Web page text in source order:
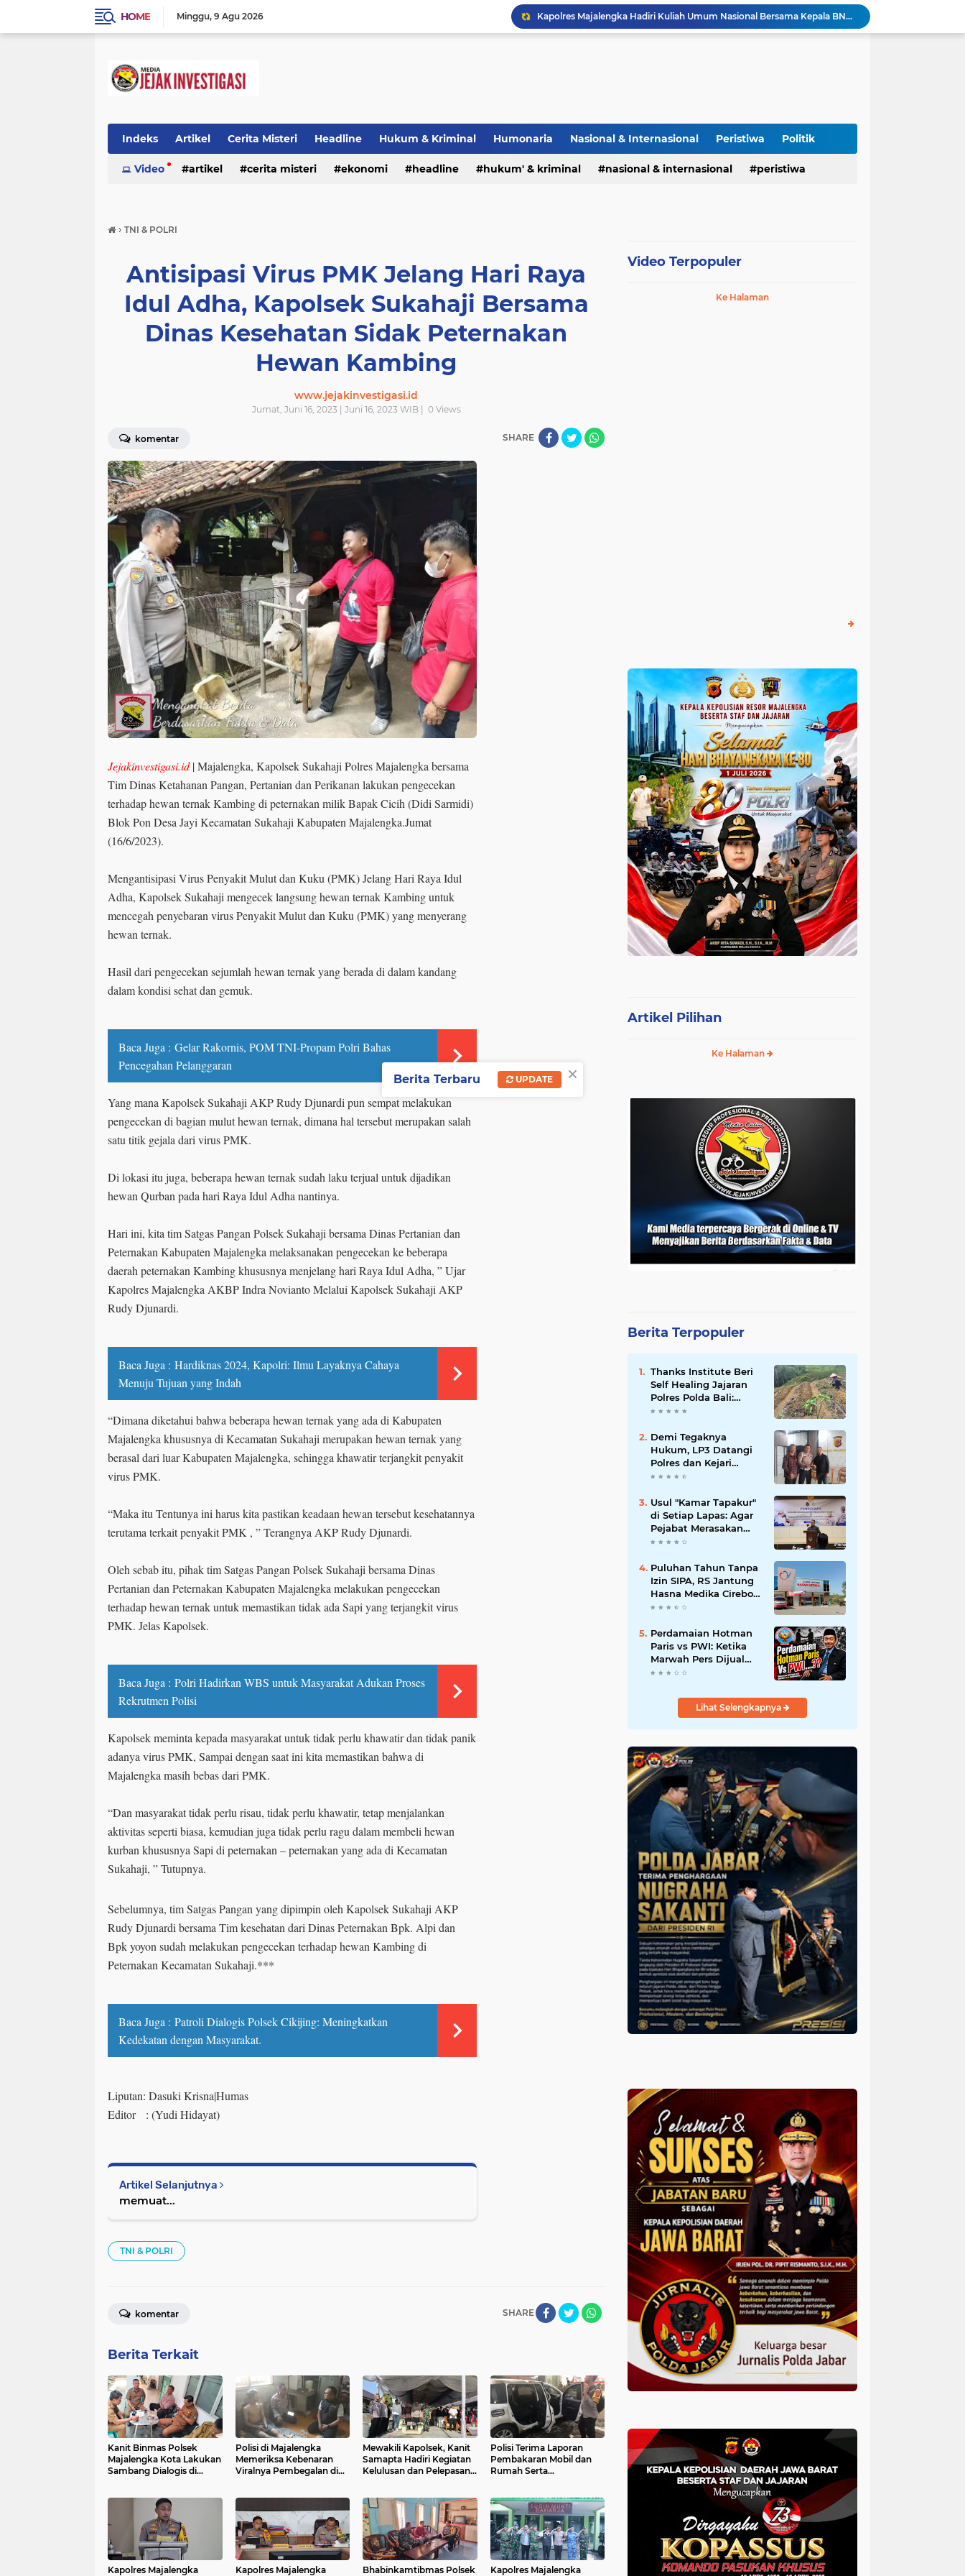
HOME Minggu 9 Agu 2026
Kapolres Majalengka Hadiri Kuliah Umum Nasional Bersama Kepala BNN RI di UNMA
Indeks Artikel Cerita Misteri Headline Hukum & Kriminal Humonaria Nasional & Internasional Peristiwa Politik
Prestasi Ragam Info Seputar Daerah TNI & POLRI UU Pers
Video artikel cerita misteri ekonomi headline hukum' & kriminal nasional & internasional peristiwa
› TNI & POLRI
Antisipasi Virus PMK Jelang Hari Raya
Idul Adha, Kapolsek Sukahaji Bersama
Dinas Kesehatan Sidak Peternakan
Hewan Kambing
www.jejakinvestigasi.id
Jumat, Juni 16, 2023 | Juni 16, 2023 WIB | 0Views
komentar SHARE
Jejakinvestigasi.id| Majalengka, Kapolsek Sukahaji Polres Majalengka bersama
Tim Dinas Ketahanan Pangan, Pertanian dan Perikanan lakukan pengecekan
terhadap hewan ternak Kambing di peternakan milik Bapak Cicih (Didi Sarmidi)
Blok Pon Desa Jayi Kecamatan Sukahaji Kabupaten Majalengka.Jumat
(16/6/2023).
Mengantisipasi Virus Penyakit Mulut dan Kuku (PMK) Jelang Hari Raya Idul
Adha, Kapolsek Sukahaji mengecek langsung hewan ternak Kambing untuk
mencegah penyebaran virus Penyakit Mulut dan Kuku (PMK) yang menyerang
hewan ternak.
Hasil dari pengecekan sejumlah hewan ternak yang berada di dalam kandang
dalam kondisi sehat dan gemuk.
Baca Juga : Gelar Rakornis, POM TNI-Propam Polri Bahas
Pencegahan Pelanggaran
Yang mana Kapolsek Sukahaji AKP Rudy Djunardi pun sempat melakukan
pengecekan di bagian mulut hewan ternak, dimana hal tersebut merupakan salah
satu titik gejala dari virus PMK.
Di lokasi itu juga, beberapa hewan ternak sudah laku terjual untuk dijadikan
hewan Qurban pada hari Raya Idul Adha nantinya.
Hari ini, kita tim Satgas Pangan Polsek Sukahaji bersama Dinas Pertanian dan
Peternakan Kabupaten Majalengka melaksanakan pengecekan ke beberapa
daerah peternakan Kambing khususnya menjelang hari Raya Idul Adha, ” Ujar
Kapolres Majalengka AKBP Indra Novianto Melalui Kapolsek Sukahaji AKP
Rudy Djunardi.
Baca Juga : Hardiknas 2024, Kapolri: Ilmu Layaknya Cahaya
Menuju Tujuan yang Indah
“Dimana diketahui bahwa beberapa hewan ternak yang ada di Kabupaten
Majalengka khususnya di Kecamatan Sukahaji merupakan hewan ternak yang
berasal dari luar Kabupaten Majalengka, sehingga khawatir terjangkit penyakit
virus PMK.
“Maka itu Tentunya ini harus kita pastikan keadaan hewan tersebut kesehatannya
terutama terkait penyakit PMK , ” Terangnya AKP Rudy Djunardi.
Oleh sebab itu, pihak tim Satgas Pangan Polsek Sukahaji bersama Dinas
Pertanian dan Peternakan Kabupaten Majalengka melakukan pengecekan
terhadap hewan ternak untuk memastikan tidak ada Sapi yang terjangkit virus
PMK. Jelas Kapolsek.
Baca Juga : Polri Hadirkan WBS untuk Masyarakat Adukan Proses
Rekrutmen Polisi
Kapolsek meminta kepada masyarakat untuk tidak perlu khawatir dan tidak panik
adanya virus PMK, Sampai dengan saat ini kita memastikan bahwa di
Majalengka masih bebas dari PMK.
“Dan masyarakat tidak perlu risau, tidak perlu khawatir, tetap menjalankan
aktivitas seperti biasa, kemudian juga tidak perlu ragu dalam membeli hewan
kurban khususnya Sapi di peternakan – peternakan yang ada di Kecamatan
Sukahaji, ” Tutupnya.
Sebelumnya, tim Satgas Pangan yang dipimpin oleh Kapolsek Sukahaji AKP
Rudy Djunardi bersama Tim kesehatan dari Dinas Peternakan Bpk. Alpi dan
Bpk yoyon sudah melakukan pengecekan terhadap hewan Kambing di
Peternakan Kecamatan Sukahaji.***
Baca Juga : Patroli Dialogis Polsek Cikijing: Meningkatkan
Kedekatan dengan Masyarakat.
Liputan: Dasuki Krisna|Humas
Editor : (Yudi Hidayat)
Artikel Selanjutnya
memuat...
TNI & POLRI
SHARE
komentar
Berita Terkait
Kanit Binmas Polsek
Majalengka Kota Lakukan
Sambang Dialogis di
Polisi di Majalengka
Memeriksa Kebenaran
Viralnya Pembegalan di
Mewakili Kapolsek, Kanit
Samapta Hadiri Kegiatan
Kelulusan dan Pelepasan
Polisi Terima Laporan
Pembakaran Mobil dan
Rumah Serta
Kapolres Majalengka
Kapolres Majalengka
Bhabinkamtibmas Polsek
Kapolres Majalengka
Video Terpopuler
Ke Halaman
Artikel Pilihan
Ke Halaman
Berita Terpopuler
Thanks Institute Beri
Self Healing Jajaran
Polres Polda Bali:
Mantapkan Program
Demi Tegaknya
Hukum, LP3 Datangi
Polres dan Kejari
Majalengka; Minta
Proporsional:
Restoratif untuk
Lemah, Tegas untuk
Narkoba & Oknum
Usul "Kamar Tapakur"
di Setiap Lapas: Agar
Pejabat Merasakan
Suasana Penjara, Tak
Menyalahgunakan
Amanah
Puluhan Tahun Tanpa
Izin SIPA, RS Jantung
Hasna Medika Cirebon
Diduga Ambil Air
Advokat Kirim Surat
Somasi
Perdamaian Hotman
Paris vs PWI: Ketika
Marwah Pers Dijual
Murah di Meja
Aceng Syamsul Hadie
Lihat Selengkapnya
×
Berita Terbaru UPDATE